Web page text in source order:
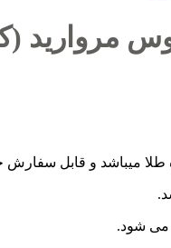
(کد
میباشد و قابل سفارش
می شود.